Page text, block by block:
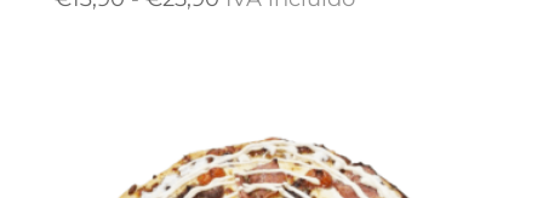
€13,90
hasta